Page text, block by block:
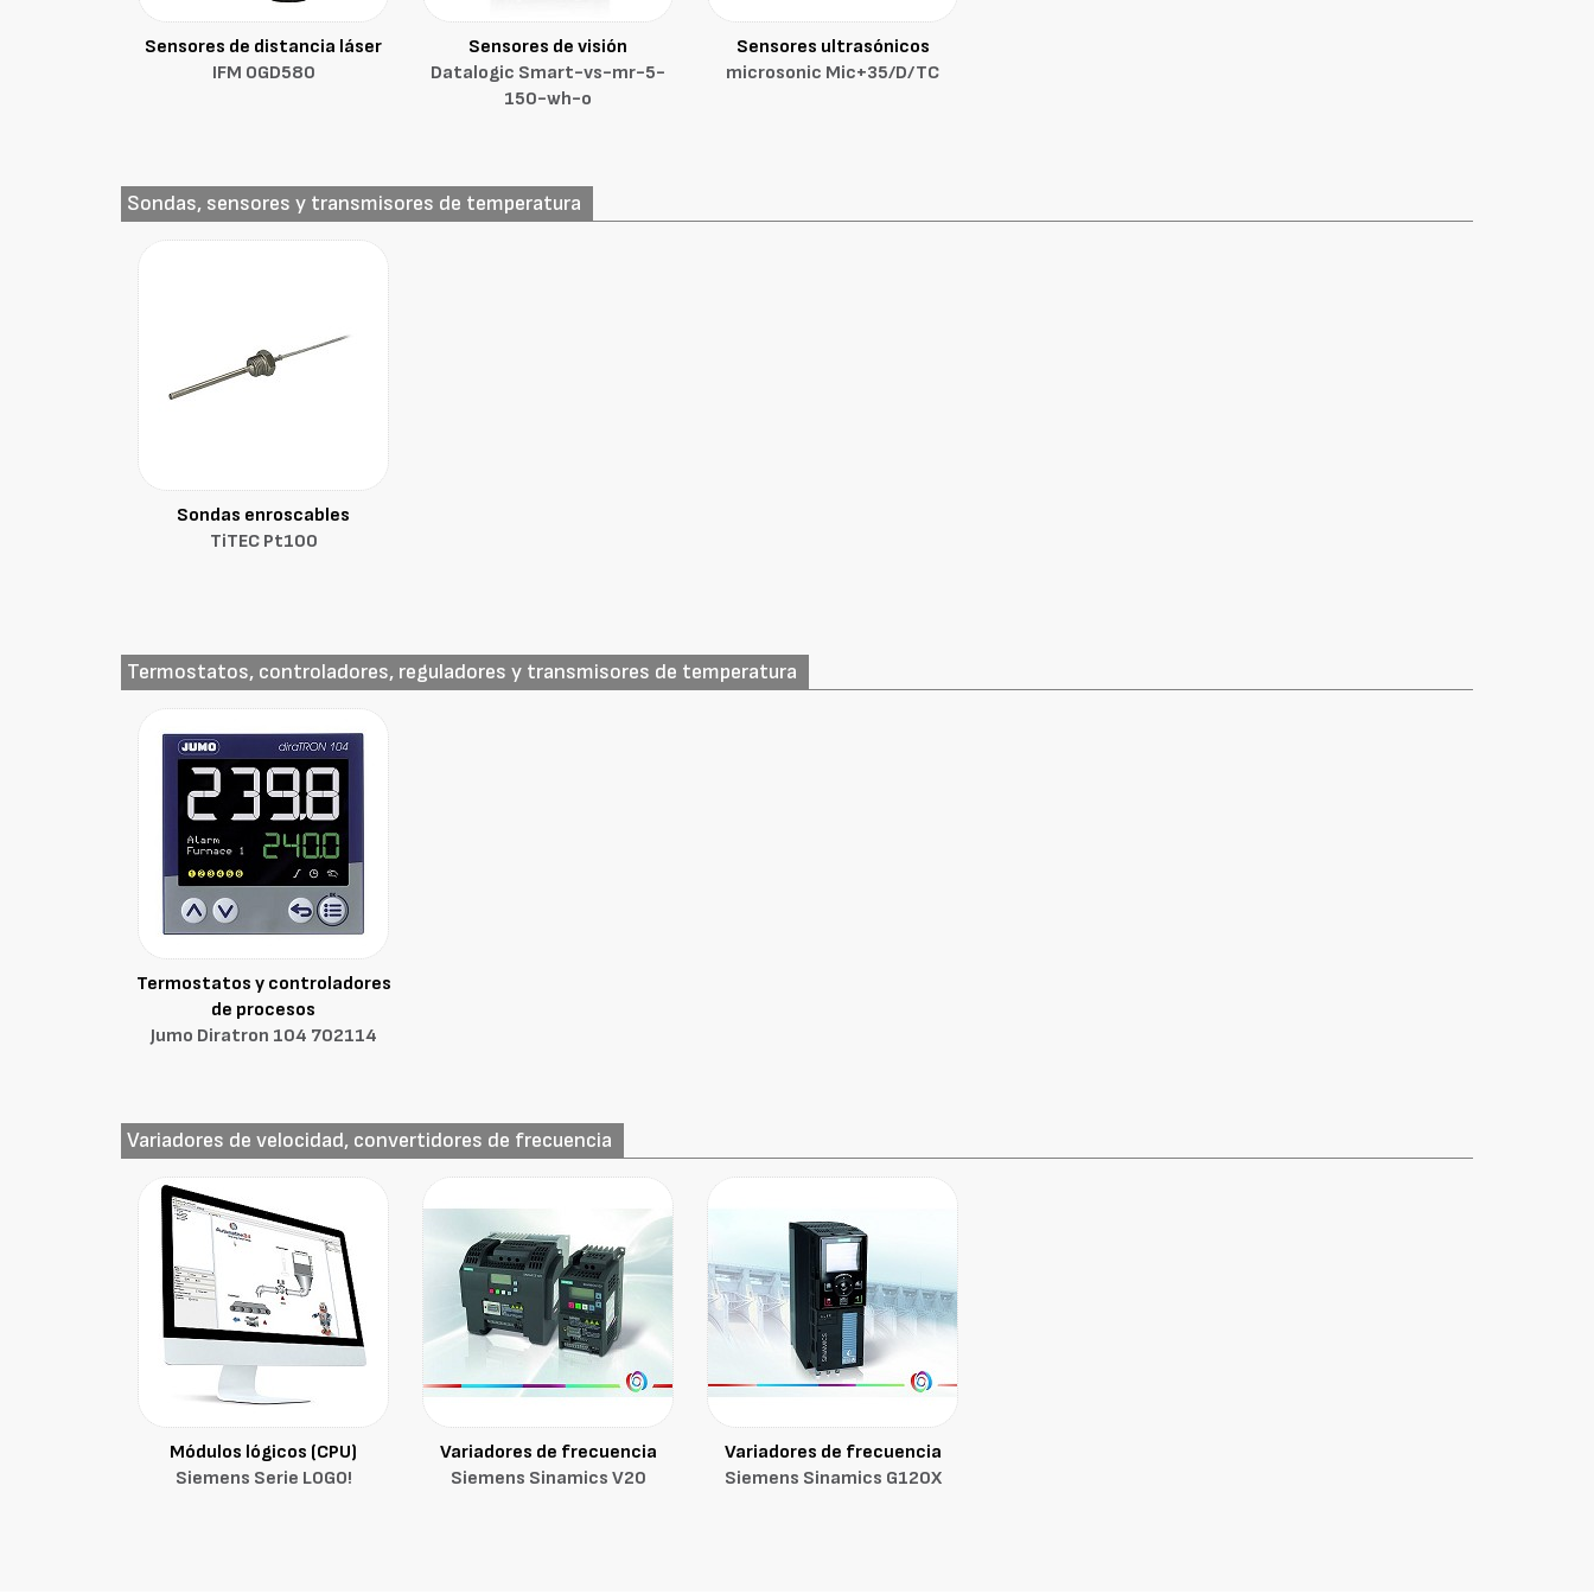
Sensores de distancia láser
IFM OGD580
Sensores de visión
Datalogic Smart-vs-mr-5-
150-wh-o
Sensores ultrasónicos
microsonic Mic+35/D/TC
Sondas, sensores y transmisores de temperatura
Sondas enroscables
TiTEC Pt100
Termostatos, controladores, reguladores y transmisores de temperatura
Termostatos y controladores
de procesos
Jumo Diratron 104 702114
Variadores de velocidad, convertidores de frecuencia
Módulos lógicos (CPU)
Siemens Serie LOGO!
Variadores de frecuencia
Siemens Sinamics V20
Variadores de frecuencia
Siemens Sinamics G120X